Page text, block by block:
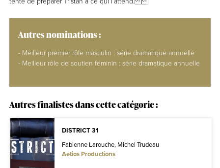
Autres nominations :
- Meilleur premier rôle masculin : série dramatique annuelle
- Meilleur rôle de soutien féminin : série dramatique annuelle
Autres finalistes dans cette catégorie :
DISTRICT 31
Fabienne Larouche, Michel Trudeau
Aetios Productions